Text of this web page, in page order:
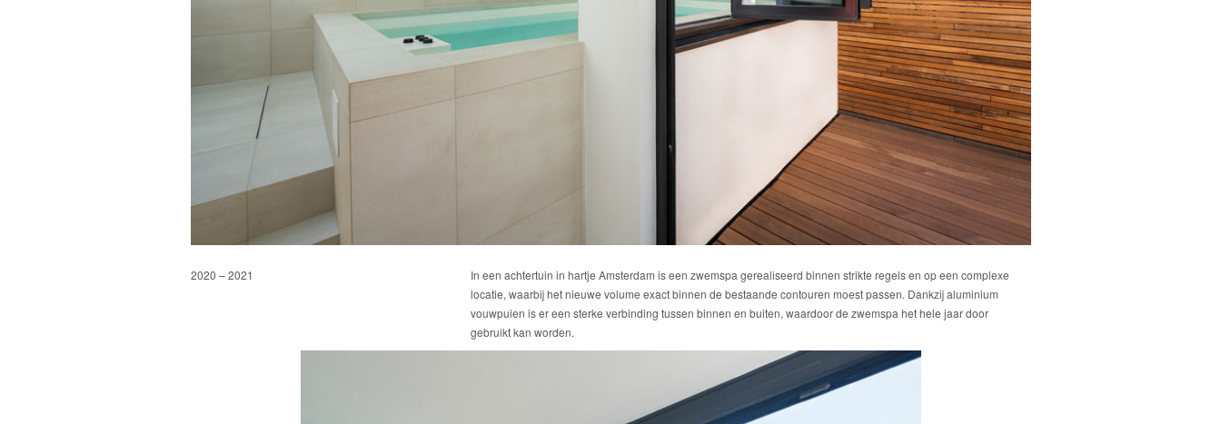
2020 – 2021
In een achtertuin in hartje Amsterdam is een zwemspa gerealiseerd binnen strikte regels en op een complexe
locatie, waarbij het nieuwe volume exact binnen de bestaande contouren moest passen. Dankzij aluminium
vouwpuien is er een sterke verbinding tussen binnen en buiten, waardoor de zwemspa het hele jaar door
gebruikt kan worden.